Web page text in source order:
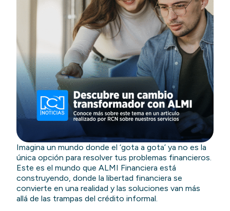
Imagina un mundo donde el ‘gota a gota’ ya no es la
única opción para resolver tus problemas financieros.
Este es el mundo que ALMI Financiera está
construyendo, donde la libertad financiera se
convierte en una realidad y las soluciones van más
allá de las trampas del crédito informal.